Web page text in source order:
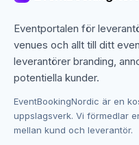
alltmer populärt
bröllopstårtan. De kan
färgtema och skapar
möhippa och privata
slushis bra
Snacks till
Eventportalen för
venues och allt till ditt
leverantörer branding,
potentiella kunder.
EventBookingNordic är en
uppslagsverk. Vi förmedlar
mellan kund och leverantör.